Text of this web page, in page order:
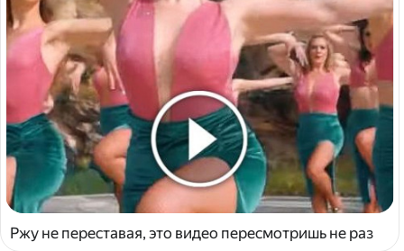
Ржу не переставая, это видео пересмотришь не раз